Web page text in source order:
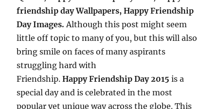
friendship day Wallpapers, Happy Friendship
Day Images.Although this post might seem
little off topic to many of you, but this will also
bring smile on faces of many aspirants
struggling hard with
Friendship.Happy Friendship Day 2015 is a
special day and is celebrated in the most
popular yet unique way across the globe. This